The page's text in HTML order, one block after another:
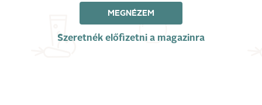
MEGNÉZEM
Szeretnék előfizetni a magazinra